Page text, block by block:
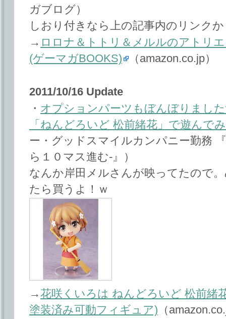
ガブログ）
しおり付きなら上の記事内のリンク
→ ロロナ＆トトリ＆メルルのアトリ
(ゲーマガBOOKS)
（amazon.co.jp）
2011/10/16 Update
・ オプションパーツもぼんぼりまし
「ねんどろいど 松前緒花」で遊んで
ー・グッドスマイルカンパニー勤務
ら１０マス進む-』）
なんか岸田メルさんが映ってたので
たら買うよ！ｗ
→花咲くいろは ねんどろいど 松前緒
塗装済み可動フィギュア) （